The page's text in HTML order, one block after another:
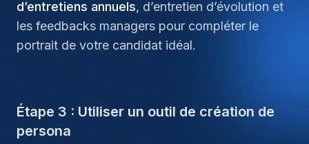
d’entretiens annuels, d’entretien d’évolution et
les feedbacks managers pour compléter le
portrait de votre candidat idéal.
Étape 3 : Utiliser un outil de création de
persona